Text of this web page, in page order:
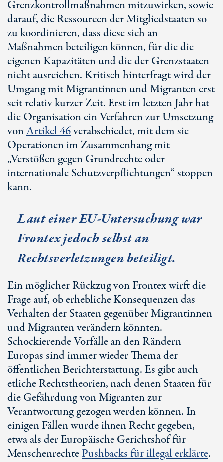
Grenzkontrollmaßnahmen mitzuwirken, sowie
darauf, die Ressourcen der Mitgliedstaaten so
zu koordinieren, dass diese sich an
Maßnahmen beteiligen können, für die die
eigenen Kapazitäten und die der Grenzstaaten
nicht ausreichen. Kritisch hinterfragt wird der
Umgang mit Migrantinnen und Migranten erst
seit relativ kurzer Zeit. Erst im letzten Jahr hat
die Organisation ein Verfahren zur Umsetzung
vonArtikel 46verabschiedet, mit dem sie
Operationen im Zusammenhang mit
„Verstößen gegen Grundrechte oder
internationale Schutzverpflichtungen“ stoppen
kann.
Laut einerEU-Untersuchungwar
Frontex jedoch selbst an
Rechtsverletzungen beteiligt.
Ein möglicher Rückzug von Frontex wirft die
Frage auf, ob erhebliche Konsequenzen das
Verhalten der Staaten gegenüber Migrantinnen
und Migranten verändern könnten.
Schockierende Vorfälle an den Rändern
Europas sind immer wieder Thema der
öffentlichen Berichterstattung. Es gibt auch
etliche Rechtstheorien, nach denen Staaten für
die Gefährdung von Migranten zur
Verantwortung gezogen werden können. In
einigen Fällen wurde ihnen Recht gegeben,
etwa als der Europäische Gerichtshof für
MenschenrechtePushbacks für illegal erklärte.